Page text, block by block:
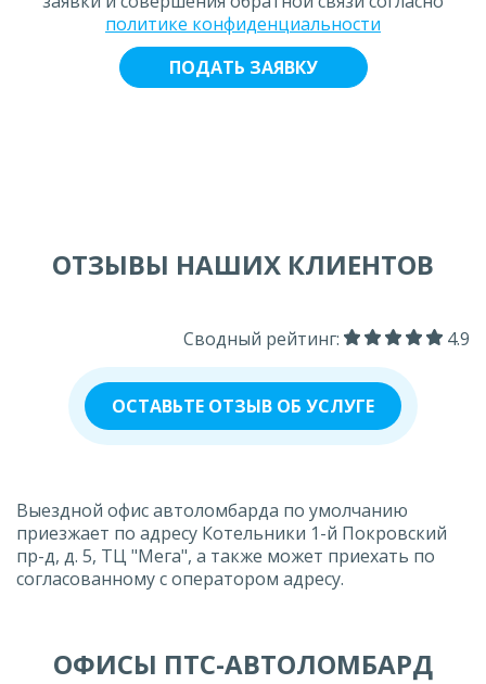
политике конфиденциальности
ОТЗЫВЫ НАШИХ КЛИЕНТОВ
Сводный рейтинг: 4.9
ОСТАВЬТЕ ОТЗЫВ ОБ УСЛУГЕ
Выездной офис автоломбарда по умолчанию
приезжает по адресу Котельники 1-й Покровский
пр-д, д. 5, ТЦ "Мега", а также может приехать по
согласованному с оператором адресу.
ОФИСЫ ПТС-АВТОЛОМБАРД